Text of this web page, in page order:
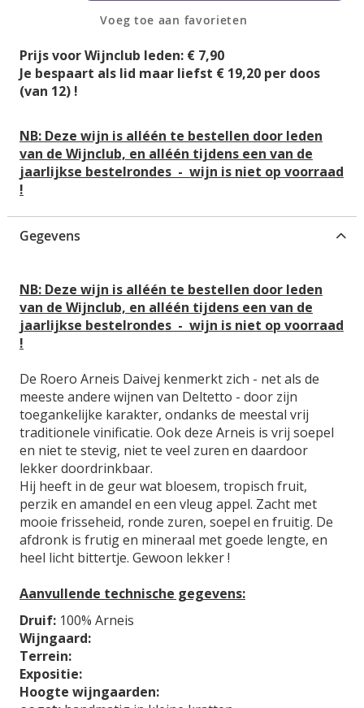
g
a
l
r
i
j
n
v
a
d
e
a
f
e
e
i
n
g
e
-
g
a
l
l
e
r
i
j
Voeg toe aan favorieten
Prijs voor Wijnclub leden: € 7,90
Je bespaart als lid maar liefst € 19,20 per doos
(van 12) !
NB: Deze wijn is alléén te bestellen door leden
van de Wijnclub, en alléén tijdens een van de
jaarlijkse bestelrondes - wijn is niet op voorraad
!
Gegevens
NB: Deze wijn is alléén te bestellen door leden
van de Wijnclub, en alléén tijdens een van de
jaarlijkse bestelrondes - wijn is niet op voorraad
!
De Roero Arneis Daivej kenmerkt zich - net als de
meeste andere wijnen van Deltetto - door zijn
toegankelijke karakter, ondanks de meestal vrij
traditionele vinificatie. Ook deze Arneis is vrij soepel
en niet te stevig, niet te veel zuren en daardoor
lekker doordrinkbaar.
Hij heeft in de geur wat bloesem, tropisch fruit,
perzik en amandel en een vleug appel. Zacht met
mooie frisseheid, ronde zuren, soepel en fruitig. De
afdronk is frutig en mineraal met goede lengte, en
heel licht bittertje. Gewoon lekker !
Aanvullende technische gegevens:
Druif: 100% Arneis
Wijngaard:
Terrein:
Expositie:
Hoogte wijngaarden: